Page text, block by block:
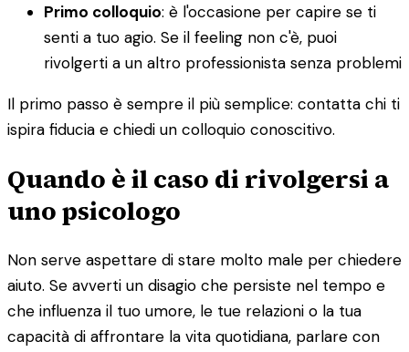
Primo colloquio: è l'occasione per capire se ti
senti a tuo agio. Se il feeling non c'è, puoi
rivolgerti a un altro professionista senza problemi
Il primo passo è sempre il più semplice: contatta chi ti
ispira fiducia e chiedi un colloquio conoscitivo.
Quando è il caso di rivolgersi a
uno psicologo
Non serve aspettare di stare molto male per chiedere
aiuto. Se avverti un disagio che persiste nel tempo e
che influenza il tuo umore, le tue relazioni o la tua
capacità di affrontare la vita quotidiana, parlare con